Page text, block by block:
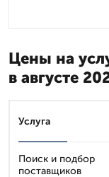
Цены на
в августе
Услуга
Поиск и подбор
поставщиков